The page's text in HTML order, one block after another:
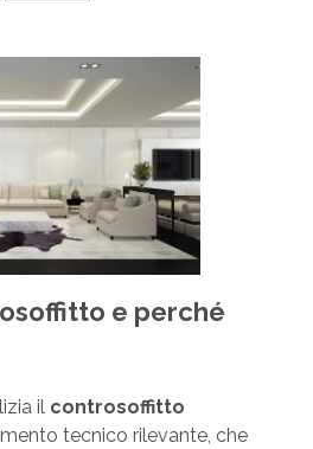
e perché
il controsoffitto
tecnico rilevante, che